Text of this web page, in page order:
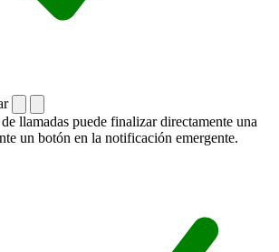
llamadas puede finalizar directamente una
un botón en la notificación emergente.